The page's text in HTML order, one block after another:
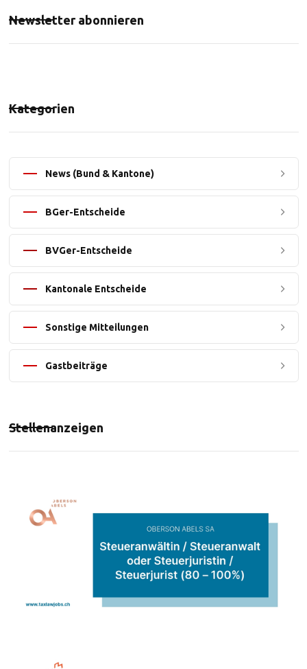
Newsletter abonnieren
Kategorien
News (Bund & Kantone)
BGer-Entscheide
BVGer-Entscheide
Kantonale Entscheide
Sonstige Mitteilungen
Gastbeiträge
Stellenanzeigen